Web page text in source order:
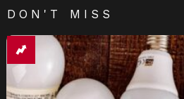
DON'T MISS